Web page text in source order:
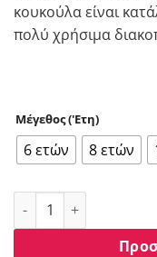
κουκούλα είναι
πολύ χρήσιμα
Μέγεθος ('Ετη)
6 ετών 8 ετών
Μπουρνούζι